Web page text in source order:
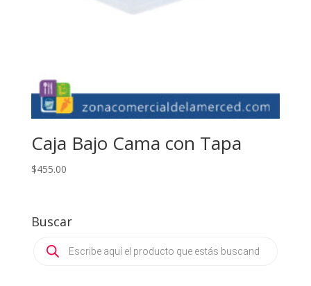
Caja Bajo Cama con Tapa
$455.00
Buscar
search